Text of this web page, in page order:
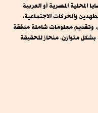
المصرية أو العربية
والحركات الاجتماعية،
وتقديم معلومات شاملة مدققة
بشكل متوازن، منحاز للحقيقة